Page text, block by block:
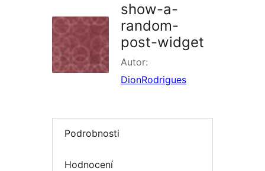
show-a-
random-
post-widget
Autor:
DionRodrigues
Podrobnosti
Hodnocení